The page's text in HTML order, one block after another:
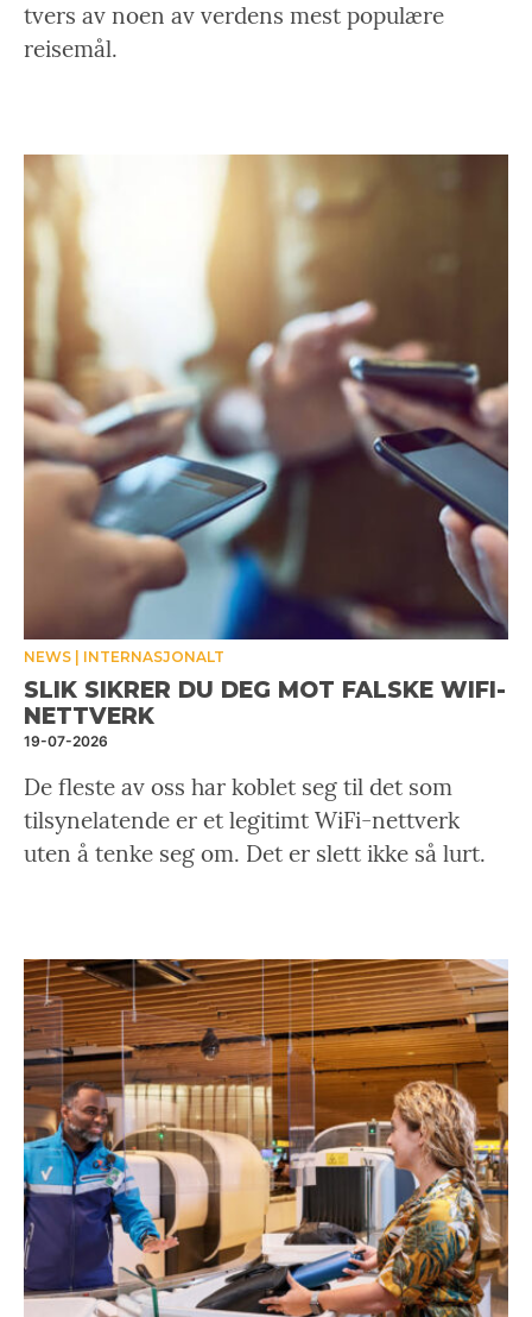
tvers av noen av verdens mest populære
reisemål.
NEWS INTERNASJONALT
SLIK SIKRER DU DEG MOT FALSKE WIFI-
NETTVERK
19-07-2026
De fleste av oss har koblet seg til det som
tilsynelatende er et legitimt WiFi-nettverk
uten å tenke seg om. Det er slett ikke så lurt.